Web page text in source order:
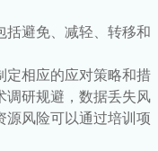
括避免、减轻、转移和
定相应的应对策略和措
调研规避，数据丢失风
源风险可以通过培训项